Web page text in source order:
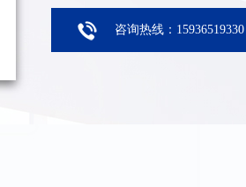
咨询热线：15936519330